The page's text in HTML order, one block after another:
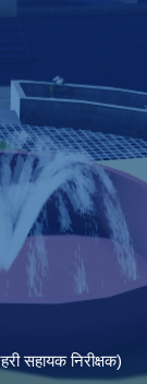
सहायक निरीक्षक)